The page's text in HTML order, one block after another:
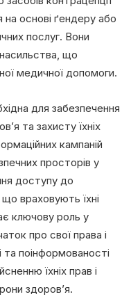
на основі ґендеру або
послуг. Вони
що
медичної допомоги.
для забезпечення
та захисту їхніх
кампаній
просторів у
доступу до
враховують їхні
ключову роль у
про свої права і
та поінформованості
їхніх прав і
здоров’я.